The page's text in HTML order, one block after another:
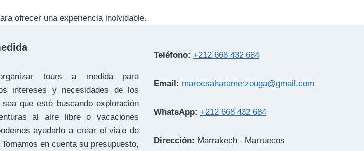
ofrecer una experiencia inolvidable.
tours a medida para
intereses y necesidades de los
que esté buscando exploración
al aire libre o vacaciones
ayudarlo a crear el viaje de
en cuenta su presupuesto,
Teléfono: +212 668 432 684
Email: marocsaharamerzouga@gmail.com
WhatsApp: +212 668 432 684
Dirección: Marrakech - Marruecos